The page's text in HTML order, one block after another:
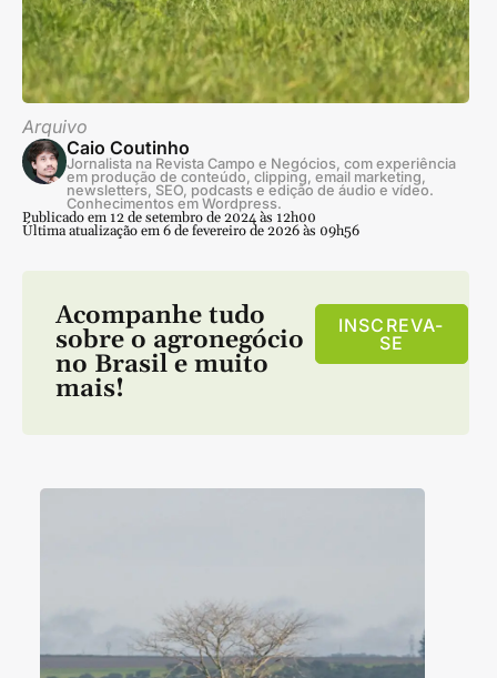
Arquivo
Caio Coutinho
Jornalista na Revista Campo e Negócios, com experiência
em produção de conteúdo, clipping, email marketing,
newsletters, SEO, podcasts e edição de áudio e vídeo.
Conhecimentos em Wordpress.
Publicado em 12 de setembro de 2024 às 12h00
Última atualização em 6 de fevereiro de 2026 às 09h56
Acompanhe tudo
sobre o agronegócio
no Brasil e muito
mais!
INSCREVA-
SE